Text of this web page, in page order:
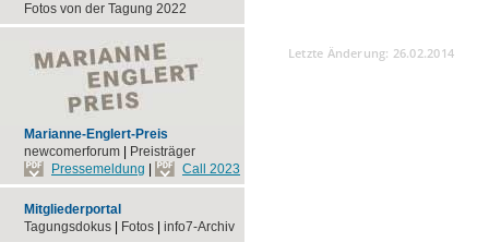
Fotos von der Tagung 2022
Marianne-Englert-Preis
newcomerforum
Preisträger
Pressemeldung
Call 2023
Mitgliederportal
Tagungsdokus
Fotos info7-Archiv
Letzte Änderung: 26.02.2014